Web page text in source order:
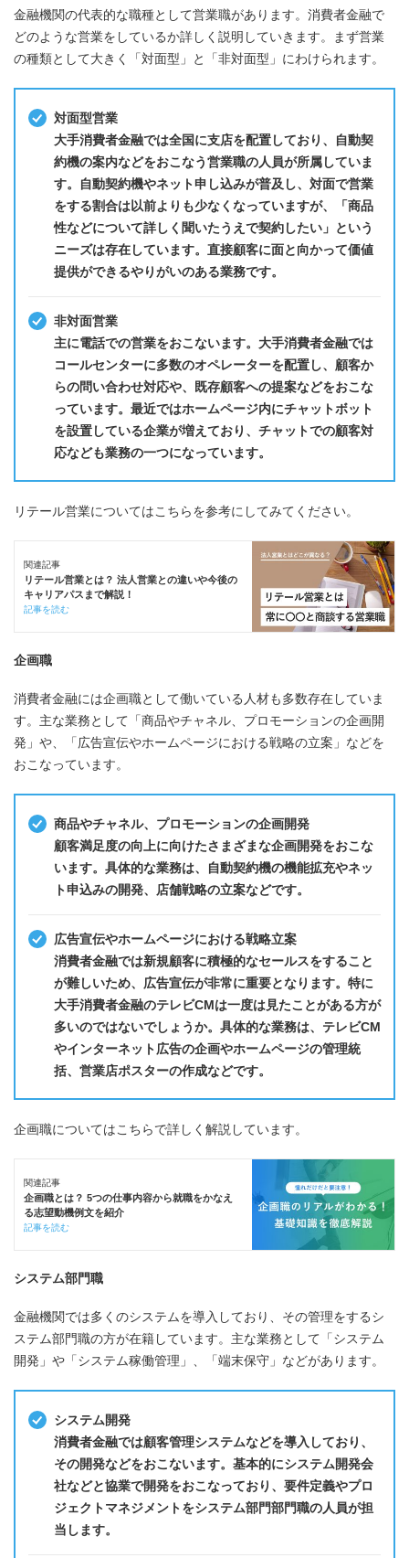
金融機関の代表的な職種として営業職があります。消費者金融で
どのような営業をしているか詳しく説明していきます。まず営業
の種類として大きく「対面型」と「非対面型」にわけられます。
対面型営業
大手消費者金融では全国に支店を配置しており、自動契
約機の案内などをおこなう営業職の人員が所属していま
す。自動契約機やネット申し込みが普及し、対面で営業
をする割合は以前よりも少なくなっていますが、「商品
性などについて詳しく聞いたうえで契約したい」という
ニーズは存在しています。直接顧客に面と向かって価値
提供ができるやりがいのある業務です。
非対面営業
主に電話での営業をおこないます。大手消費者金融では
コールセンターに多数のオペレーターを配置し、顧客か
らの問い合わせ対応や、既存顧客への提案などをおこな
っています。最近ではホームページ内にチャットボット
を設置している企業が増えており、チャットでの顧客対
応なども業務の一つになっています。
リテール営業についてはこちらを参考にしてみてください。
関連記事
リテール営業とは？ 法人営業との違いや今後の
キャリアパスまで解説！
記事を読む
企画職
消費者金融には企画職として働いている人材も多数存在していま
す。主な業務として「商品やチャネル、プロモーションの企画開
発」や、「広告宣伝やホームページにおける戦略の立案」などを
おこなっています。
商品やチャネル、プロモーションの企画開発
顧客満足度の向上に向けたさまざまな企画開発をおこな
います。具体的な業務は、自動契約機の機能拡充やネッ
ト申込みの開発、店舗戦略の立案などです。
広告宣伝やホームページにおける戦略立案
消費者金融では新規顧客に積極的なセールスをすること
が難しいため、広告宣伝が非常に重要となります。特に
大手消費者金融のテレビCMは一度は見たことがある方が
多いのではないでしょうか。具体的な業務は、テレビCM
やインターネット広告の企画やホームページの管理統
括、営業店ポスターの作成などです。
企画職についてはこちらで詳しく解説しています。
関連記事
企画職とは？ 5つの仕事内容から就職をかなえ
る志望動機例文を紹介
記事を読む
システム部門職
金融機関では多くのシステムを導入しており、その管理をするシ
ステム部門職の方が在籍しています。主な業務として「システム
開発」や「システム稼働管理」、「端末保守」などがあります。
システム開発
消費者金融では顧客管理システムなどを導入しており、
その開発などをおこないます。基本的にシステム開発会
社などと協業で開発をおこなっており、要件定義やプロ
ジェクトマネジメントをシステム部門部門職の人員が担
当します。